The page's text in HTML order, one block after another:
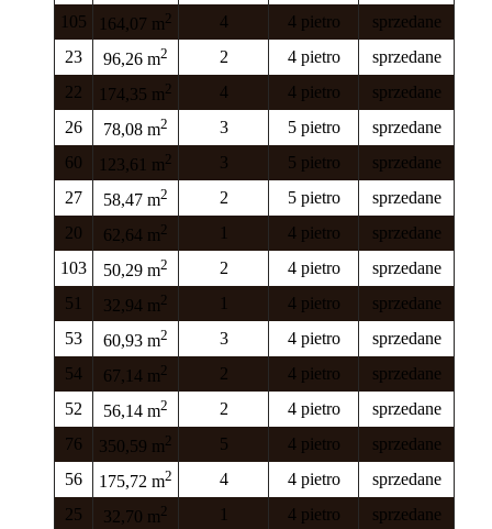
105
164,07 m2 4 4 pietro
sprzedane
23
96,26 m2 2 4 pietro
sprzedane
22
174,35 m2 4 4 pietro
sprzedane
26
78,08 m2 3 5 pietro
sprzedane
60
123,61 m2 3 5 pietro
sprzedane
27
58,47 m2 2 5 pietro
sprzedane
20
62,64 m2 1 4 pietro
sprzedane
103
50,29 m2 2 4 pietro
sprzedane
51
32,94 m2 1 4 pietro
sprzedane
53
60,93 m2 3 4 pietro
sprzedane
54
67,14 m2 2 4 pietro
sprzedane
52
56,14 m2 2 4 pietro
sprzedane
76
350,59 m2 5 4 pietro
sprzedane
56
175,72 m2 4 4 pietro
sprzedane
25
32,70 m2 1 4 pietro
sprzedane